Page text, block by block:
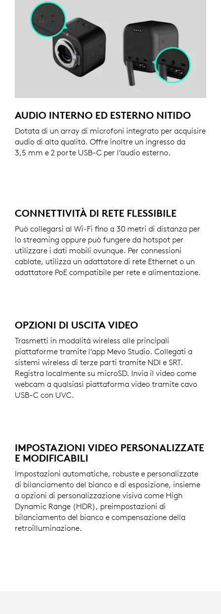
AUDIO INTERNO ED ESTERNO NITIDO
Dotata di un array di microfoni integrato per acquisire
audio di alta qualità. Offre inoltre un ingresso da
3,5 mm e 2 porte USB-C per l’audio esterno.
CONNETTIVITÀ DI RETE FLESSIBILE
Può collegarsi al Wi-Fi fino a 30 metri di distanza per
lo streaming oppure può fungere da hotspot per
utilizzare i dati mobili ovunque. Per connessioni
cablate, utilizza un adattatore di rete Ethernet o un
adattatore PoE compatibile per rete e alimentazione.
OPZIONI DI USCITA VIDEO
Trasmetti in modalità wireless alle principali
piattaforme tramite l’app Mevo Studio. Collegati a
sistemi wireless di terze parti tramite NDI e SRT.
Registra localmente su microSD. Invia il video come
webcam a qualsiasi piattaforma video tramite cavo
USB-C con UVC.
IMPOSTAZIONI VIDEO PERSONALIZZATE
E MODIFICABILI
Impostazioni automatiche, robuste e personalizzate
di bilanciamento del bianco e di esposizione, insieme
a opzioni di personalizzazione visiva come High
Dynamic Range (HDR), preimpostazioni di
bilanciamento del bianco e compensazione della
retroilluminazione.